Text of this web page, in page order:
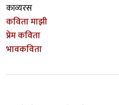
काव्यरस
कविता माझी
प्रेम कविता
भावकविता